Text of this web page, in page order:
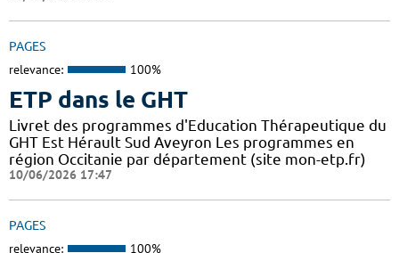
PAGES
relevance: 100%
ETP dans le GHT
Livret des programmes d'Education Thérapeutique du
GHT Est Hérault Sud Aveyron Les programmes en
région Occitanie par département (site mon-etp.fr)
10/06/2026 17:47
PAGES
relevance: 100%